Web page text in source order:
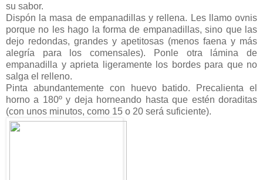
su sabor.
Dispón la masa de empanadillas y rellena. Les llamo ovnis
porque no les hago la forma de empanadillas, sino que las
dejo redondas, grandes y apetitosas (menos faena y más
alegría para los comensales). Ponle otra lámina de
empanadilla y aprieta ligeramente los bordes para que no
salga el relleno.
Pinta abundantemente con huevo batido. Precalienta el
horno a 180º y deja horneando hasta que estén doraditas
(con unos minutos, como 15 o 20 será suficiente).